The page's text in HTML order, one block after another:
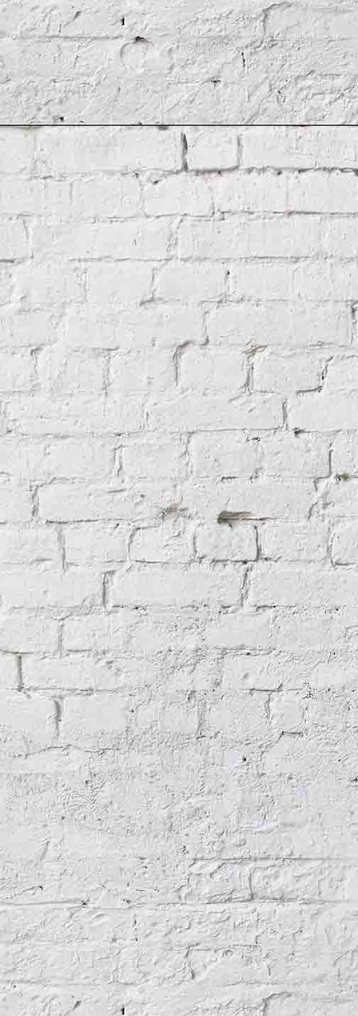
Restaurierung der Stuckdecke in einem Wasserschloss